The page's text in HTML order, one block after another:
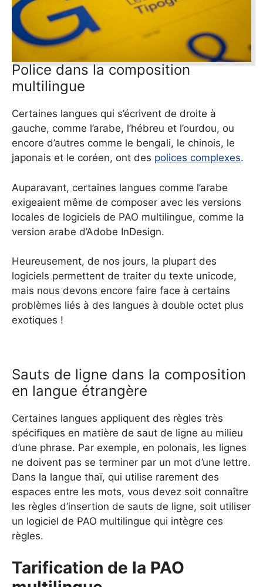
Police dans la composition
multilingue
Certaines langues qui s’écrivent de droite à
gauche, comme l’arabe, l’hébreu et l’ourdou, ou
encore d’autres comme le bengali, le chinois, le
japonais et le coréen, ont des polices complexes.
Auparavant, certaines langues comme l’arabe
exigeaient même de composer avec les versions
locales de logiciels de PAO multilingue, comme la
version arabe d’Adobe InDesign.
Heureusement, de nos jours, la plupart des
logiciels permettent de traiter du texte unicode,
mais nous devons encore faire face à certains
problèmes liés à des langues à double octet plus
exotiques !
Sauts de ligne dans la composition
en langue étrangère
Certaines langues appliquent des règles très
spécifiques en matière de saut de ligne au milieu
d’une phrase. Par exemple, en polonais, les lignes
ne doivent pas se terminer par un mot d’une lettre.
Dans la langue thaï, qui utilise rarement des
espaces entre les mots, vous devez soit connaître
les règles d’insertion de sauts de ligne, soit utiliser
un logiciel de PAO multilingue qui intègre ces
règles.
Tarification de la PAO